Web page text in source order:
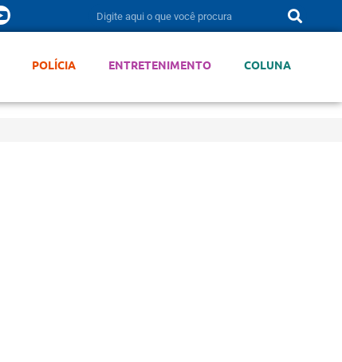
POLÍCIA ENTRETENIMENTO COLUNA